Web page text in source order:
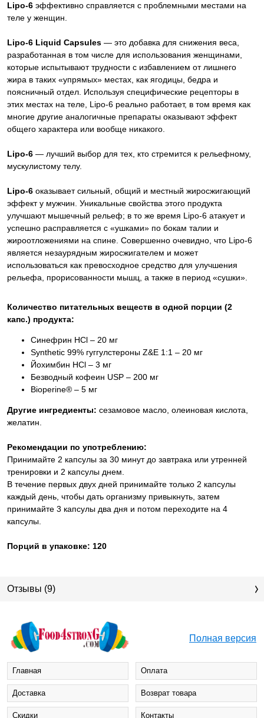
Lipo-6 эффективно справляется с проблемными местами на
теле у женщин.
Lipo-6 Liquid Capsules — это добавка для снижения веса,
разработанная в том числе для использования женщинами,
которые испытывают трудности с избавлением от лишнего
жира в таких «упрямых» местах, как ягодицы, бедра и
поясничный отдел. Используя специфические рецепторы в
этих местах на теле, Lipo-6 реально работает, в том время как
многие другие аналогичные препараты оказывают эффект
общего характера или вообще никакого.
Lipo-6 — лучший выбор для тех, кто стремится к рельефному,
мускулистому телу.
Lipo-6 оказывает сильный, общий и местный жиросжигающий
эффект у мужчин. Уникальные свойства этого продукта
улучшают мышечный рельеф; в то же время Lipo-6 атакует и
успешно расправляется с «ушками» по бокам талии и
жироотложениями на спине. Совершенно очевидно, что Lipo-6
является незаурядным жиросжигателем и может
использоваться как превосходное средство для улучшения
рельефа, прорисованности мышц, а также в период «сушки».
Количество питательных веществ в одной порции (2
капс.) продукта:
Синефрин HCl – 20 мг
Synthetic 99% гуггулстероны Z&E 1:1 – 20 мг
Йохимбин HCl – 3 мг
Безводный кофеин USP – 200 мг
Bioperine® – 5 мг
Другие ингредиенты: сезамовое масло, олеиновая кислота,
желатин.
Рекомендации по употреблению:
Принимайте 2 капсулы за 30 минут до завтрака или утренней
тренировки и 2 капсулы днем.
В течение первых двух дней принимайте только 2 капсулы
каждый день, чтобы дать организму привыкнуть, затем
принимайте 3 капсулы два дня и потом переходите на 4
капсулы.
Порций в упаковке: 120
Отзывы (9)
Полная версия
Главная Оплата
Доставка Возврат товара
Cкидки Контакты